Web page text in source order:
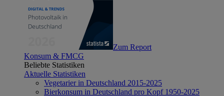
Zum Report
Konsum & FMCG
Beliebte Statistiken
Aktuelle Statistiken
Vegetarier in Deutschland 2015-2025
Bierkonsum in Deutschland pro Kopf 1950-2025